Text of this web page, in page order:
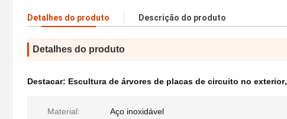
Detalhes do produto Descrição do produto
Detalhes do produto
Destacar: Escultura de árvores de placas de circuito no exterior,
Material: Aço inoxidável